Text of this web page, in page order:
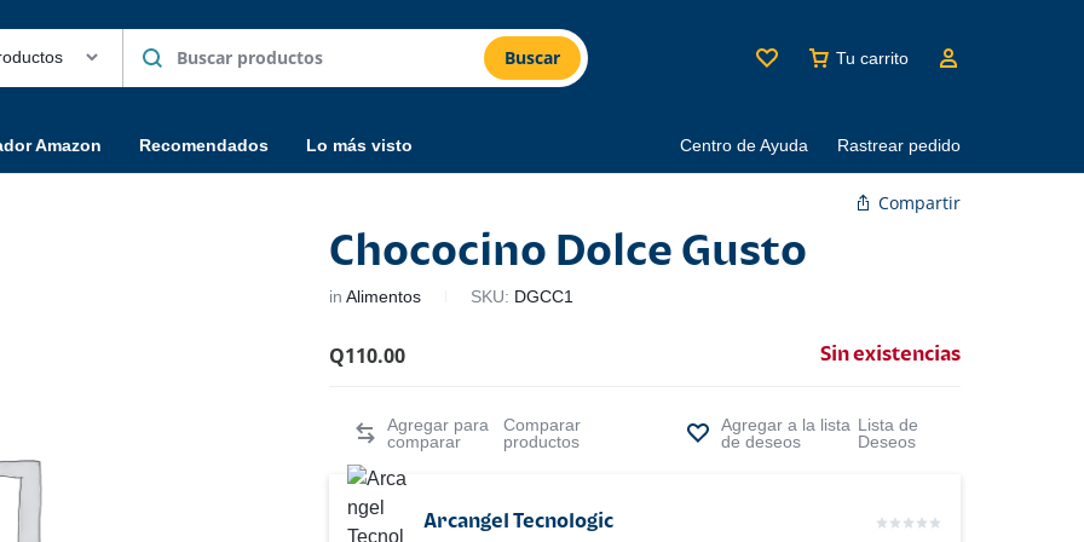
Buscar Tu carrito
Amazon Recomendados Lo más visto Centro de Ayuda Rastrear pedido
Compartir
Chococino Dolce Gusto
inAlimentos SKU: DGCC1
Q110.00 Sin existencias
Comparar
productos
Lista de
Deseos
Arcangel Tecnologic